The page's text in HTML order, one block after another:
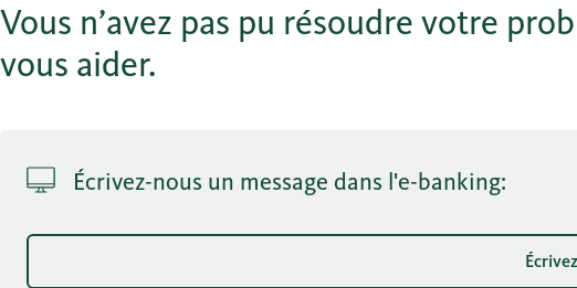
Vous n’avez pas pu résoudre votre
vous aider.
Écrivez-nous un message dans l'e-banking: